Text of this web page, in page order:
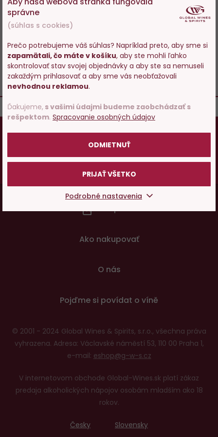
Skladom 84 ks
− +
DO KOŠÍKA
Skladom 60 ks
− +
DO KOŠÍKA
správne
(súhlas s cookies)
Prečo potrebujeme váš súhlas? Napríklad preto, aby sme si
zapamätali, čo máte v košíku, aby ste mohli ľahko
skontrolovať stav svojej objednávky a aby ste sa nemuseli
zakaždým prihlasovať a aby sme vás neobťažovali
nevhodnou reklamou.
Ďakujeme, s vašimi údajmi budeme zaobchádzať s
rešpektom. Spracovanie osobných údajov
ODMIETNUŤ
PRIJAŤ VŠETKO
Podrobné nastavenia
18
Osobám mladším ako 18 rokov alkohol
nepredávame, ak ste ešte nemali 18 rokov,
pite zodpovedne
v
Vínopédia
Ako nakupovať
O nás
Pojďme si povídat o víně
© 2001 - 2024 Global Wines & Spirits, s.r.o., všechna práva
vyhrazena. Adresa: Václavské náměstí 53, 110 00 Praha 1,
e-mail: eshop@g-w-s.cz
V internetovom obchode Global-Wines.sk platí zákaz
predaja alkoholických nápojov osobám mladším ako 18
rokov.
Česky Slovensky
Vstupujete na stránky s
predajom alkoholu. Prosím
potvrďte, že Vám už bolo 18